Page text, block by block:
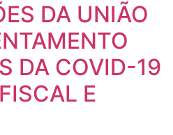
DA UNIÃO
DA COVID-19
E